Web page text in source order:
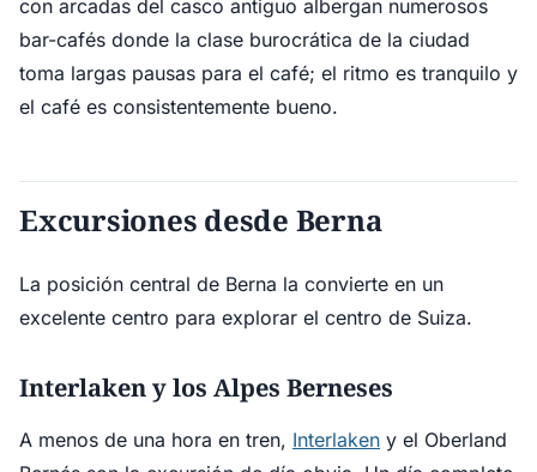
con arcadas del casco antiguo albergan numerosos
bar-cafés donde la clase burocrática de la ciudad
toma largas pausas para el café; el ritmo es tranquilo y
el café es consistentemente bueno.
Excursiones desde Berna
La posición central de Berna la convierte en un
excelente centro para explorar el centro de Suiza.
Interlaken y los Alpes Berneses
A menos de una hora en tren, Interlaken y el Oberland